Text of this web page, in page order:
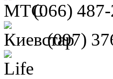
(066)
(097)